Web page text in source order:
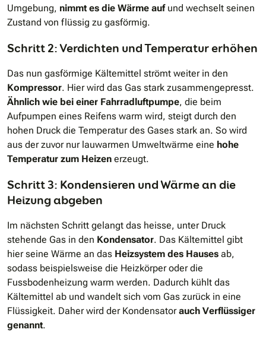
Umgebung, nimmt es die Wärme aufund wechselt seinen
Zustand von flüssig zu gasförmig.
Schritt 2: Verdichten und Temperatur erhöhen
Das nun gasförmige Kältemittel strömt weiter in den
Kompressor. Hier wird das Gas stark zusammengepresst.
Ähnlich wie bei einer Fahrradluftpumpe, die beim
Aufpumpen eines Reifens warm wird, steigt durch den
hohen Druck die Temperatur des Gases stark an. So wird
aus der zuvor nur lauwarmen Umweltwärme eine hohe
Temperatur zum Heizen erzeugt.
Schritt 3: Kondensieren und Wärme an die
Heizung abgeben
Im nächsten Schritt gelangt das heisse, unter Druck
stehende Gas in den Kondensator. Das Kältemittel gibt
hier seine Wärme an das Heizsystem des Hauses ab,
sodass beispielsweise die Heizkörper oder die
Fussbodenheizung warm werden. Dadurch kühlt das
Kältemittel ab und wandelt sich vom Gas zurück in eine
Flüssigkeit. Daher wird der Kondensatorauch Verflüssiger
genannt.